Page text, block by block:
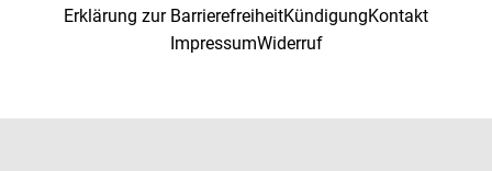
Erklärung zur BarrierefreiheitKündigungKontakt
ImpressumWiderruf